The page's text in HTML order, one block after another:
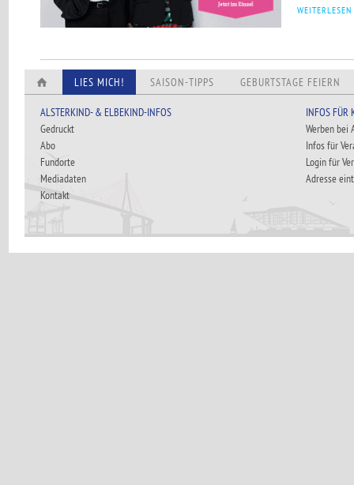
WEITERLESEN
LIES MICH! SAISON-TIPPS GEBURTSTAGE FEIERN
ALSTERKIND- & ELBEKIND-INFOS
Gedruckt
Abo
Fundorte
Mediadaten
Kontakt
INFOS FÜR
Werben bei
Infos für
Login für
Adresse